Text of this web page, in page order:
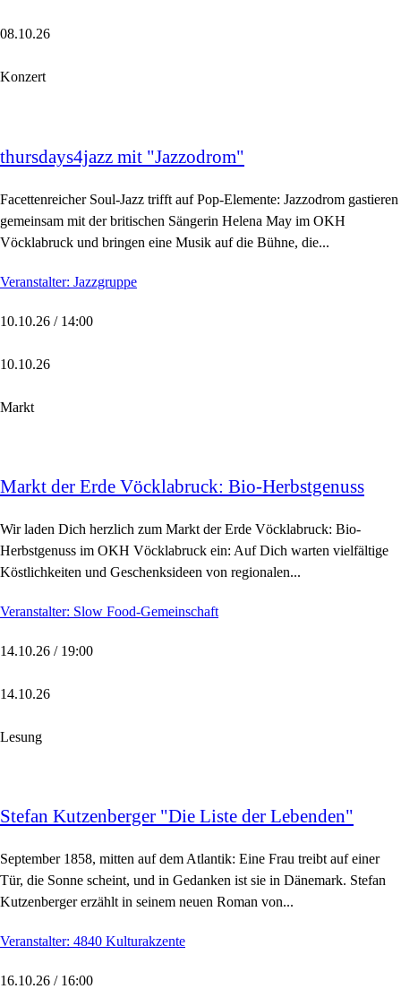
08.10.26
Konzert
thursdays4jazz mit "Jazzodrom"
Facettenreicher Soul-Jazz trifft auf Pop-Elemente: Jazzodrom gastieren
gemeinsam mit der britischen Sängerin Helena May im OKH
Vöcklabruck und bringen eine Musik auf die Bühne, die...
Veranstalter: Jazzgruppe
10.10.26 / 14:00
10.10.26
Markt
Markt der Erde Vöcklabruck: Bio-Herbstgenuss
Wir laden Dich herzlich zum Markt der Erde Vöcklabruck: Bio-
Herbstgenuss im OKH Vöcklabruck ein: Auf Dich warten vielfältige
Köstlichkeiten und Geschenksideen von regionalen...
Veranstalter: Slow Food-Gemeinschaft
14.10.26 / 19:00
14.10.26
Lesung
Stefan Kutzenberger "Die Liste der Lebenden"
September 1858, mitten auf dem Atlantik: Eine Frau treibt auf einer
Tür, die Sonne scheint, und in Gedanken ist sie in Dänemark. Stefan
Kutzenberger erzählt in seinem neuen Roman von...
Veranstalter: 4840 Kulturakzente
16.10.26 / 16:00